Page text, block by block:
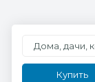
Дома, дачи,
Купить